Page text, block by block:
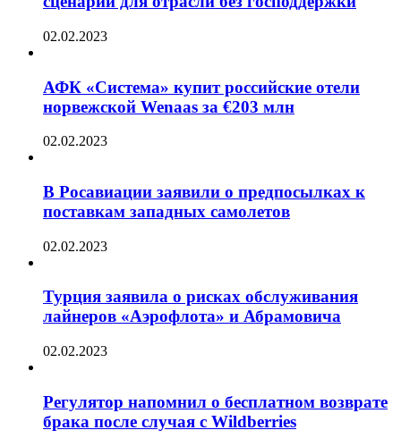
02.02.2023
АФК «Система» купит российские отели
норвежской Wenaas за €203 млн
02.02.2023
В Росавиации заявили о предпосылках к
поставкам западных самолетов
02.02.2023
Турция заявила о рисках обслуживания
лайнеров «Аэрофлота» и Абрамовича
02.02.2023
Регулятор напомнил о бесплатном возврате
брака после случая с Wildberries